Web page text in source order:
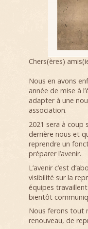
Chers(ères)
Nous en avons
année de mise à
adapter à une
association.
2021 sera à coup
derrière nous et
reprendre un
préparer l’avenir.
L’avenir c’est
visibilité sur la
équipes
bientôt
Nous ferons tout
renouveau, de